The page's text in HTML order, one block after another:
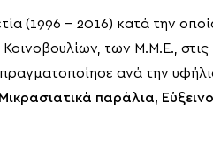
(1996 – 2016) κατά την
Κοινοβουλίων, των Μ.Μ.Ε., στις
ανά την
παράλια,